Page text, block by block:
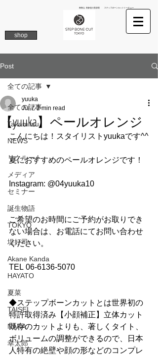
南青山 表参道の美容院 ステップボーンカットトーキョー
shop
Post
全ての記事
Takamitsu
NEWS
リクルート
メディア
セミナー
誕生物語
TOKYO
堤好司
Akane Kanda
HAYATO
夏菜
TAISEI
NANA
幸太郎
全ての記事
【yuuka】ペールオレンジ
yuuka
Jul 7 2 min read
こんにちは！スタイリストyuukaです^^
夏におすすめのペールオレンジです！
Instagram: @04yuuka10
ご希望のお時間にご予約がお取りでき
ない場合は、お電話にてお問い合わせ
ください。
TEL 06-6136-5070
◆ステップボーンカットとは世界初の
特許取得済み【小顔補正】立体カット
既存のカットよりも、著しくタイト、
ボリュームの調整ができるので、日本
人特有の絶壁や顔の形などのコンプレ